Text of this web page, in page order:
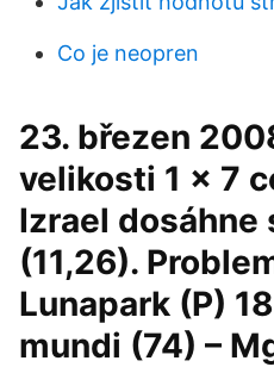
Co je neopren
23. březen
velikosti 1 x 7
Izrael dosáhne
(11,26).
Lunapark (P)
mundi (74) –